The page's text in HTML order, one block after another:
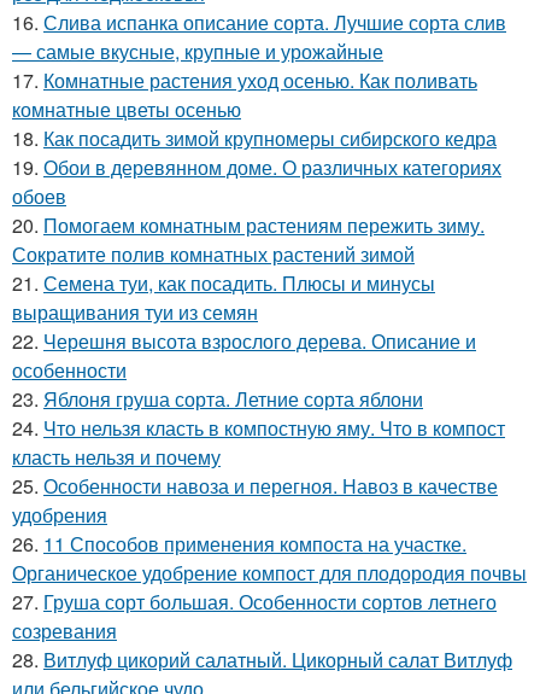
16. Слива испанка описание сорта. Лучшие сорта слив
— самые вкусные, крупные и урожайные
17. Комнатные растения уход осенью. Как поливать
комнатные цветы осенью
18. Как посадить зимой крупномеры сибирского кедра
19. Обои в деревянном доме. О различных категориях
обоев
20. Помогаем комнатным растениям пережить зиму.
Сократите полив комнатных растений зимой
21. Семена туи, как посадить. Плюсы и минусы
выращивания туи из семян
22. Черешня высота взрослого дерева. Описание и
особенности
23. Яблоня груша сорта. Летние сорта яблони
24. Что нельзя класть в компостную яму. Что в компост
класть нельзя и почему
25. Особенности навоза и перегноя. Навоз в качестве
удобрения
26. 11 Способов применения компоста на участке.
Органическое удобрение компост для плодородия почвы
27. Груша сорт большая. Особенности сортов летнего
созревания
28. Витлуф цикорий салатный. Цикорный салат Витлуф